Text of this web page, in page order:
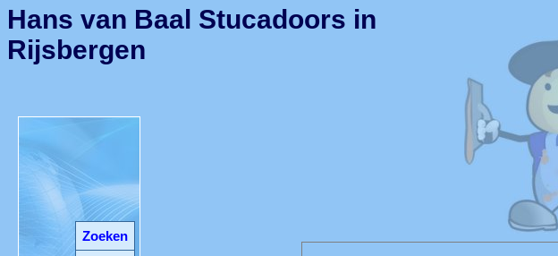
Zoeken
Hans van Baal Stucadoors in
Rijsbergen